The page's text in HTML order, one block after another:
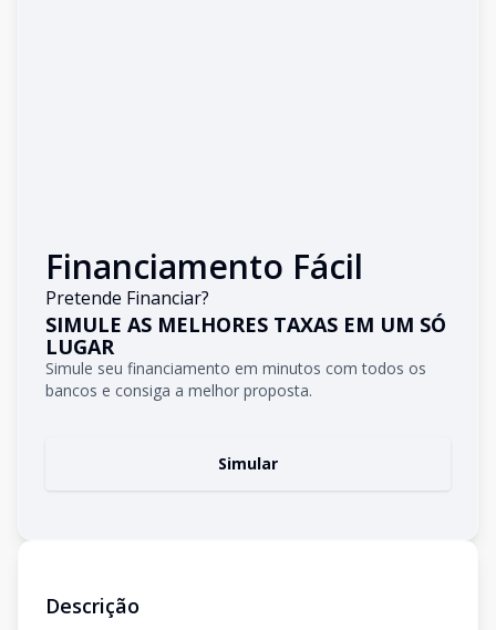
Financiamento Fácil
Pretende Financiar?
SIMULE AS MELHORES TAXAS EM UM SÓ
LUGAR
Simule seu financiamento em minutos com todos os
bancos e consiga a melhor proposta.
Simular
Descrição